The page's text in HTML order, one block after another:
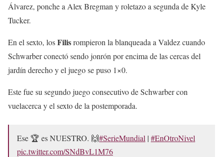
Álvarez, ponche a Alex Bregman y roletazo a segunda de Kyle
Tucker.
En el sexto, losFilisrompieron la blanqueada a Valdez cuando
Schwarber conectó sendo jonrón por encima de las cercas del
jardín derecho y el juego se puso 1×0.
Este fue su segundo juego consecutivo de Schwarber con
vuelacerca y el sexto de la postemporada.
Ese 🏆 es NUESTRO. 🙌#SerieMundial | #EnOtroNivel
pic.twitter.com/SNdBvL1M76